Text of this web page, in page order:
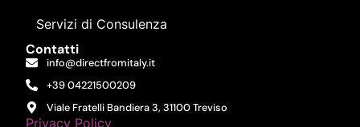
Servizi di Consulenza
Contatti
info@directfromitaly.it
+39 04221500209
Viale Fratelli Bandiera 3, 31100 Treviso
Privacy Policy